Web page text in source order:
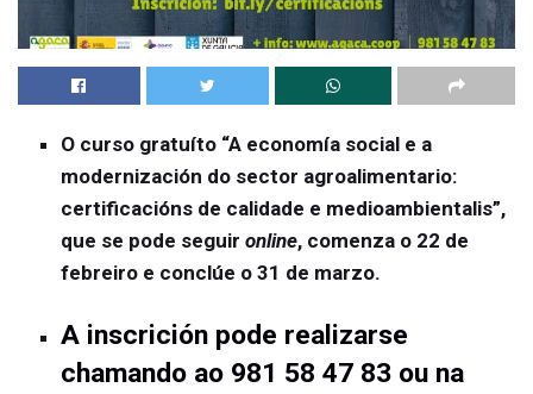
O curso gratuíto “A economía social e a
modernización do sector agroalimentario:
certificacións de calidade e medioambientalis”,
que se pode seguironline, comenza o 22 de
febreiro e conclúe o 31 de marzo.
A inscrición pode realizarse
chamando ao 981 58 47 83 ou na